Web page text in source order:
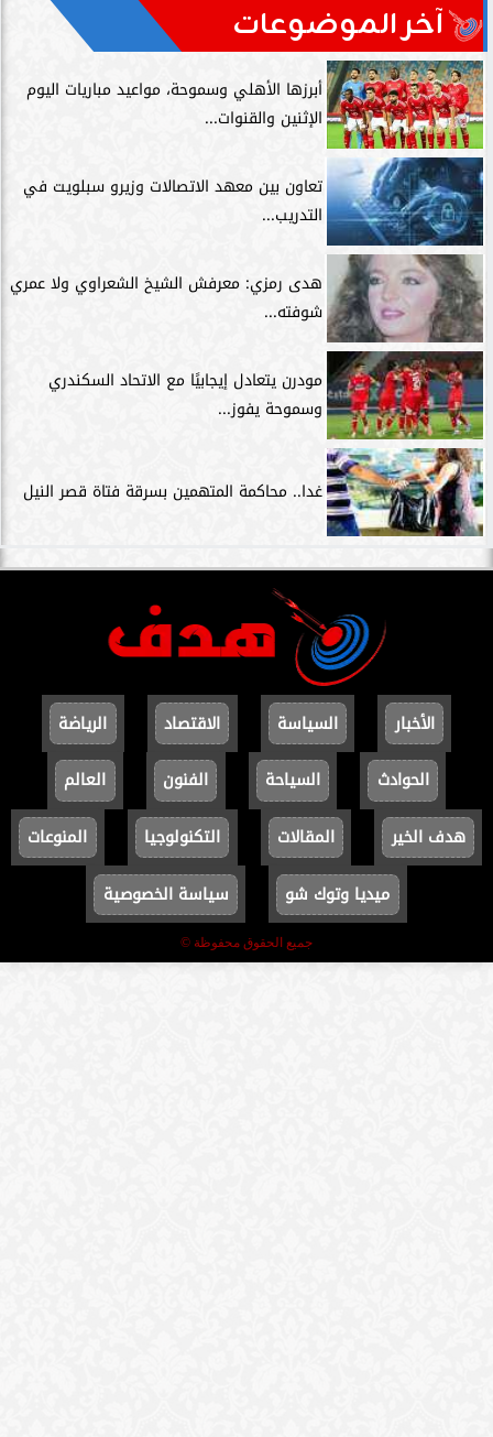
آخر الموضوعات
أبرزها الأهلي وسموحة، مواعيد مباريات اليوم
الإثنين والقنوات...
تعاون بين معهد الاتصالات وزيرو سبلويت في
التدريب...
هدى رمزي: معرفش الشيخ الشعراوي ولا عمري
شوفته...
مودرن يتعادل إيجابيًا مع الاتحاد السكندري
وسموحة يفوز...
غدا.. محاكمة المتهمين بسرقة فتاة قصر النيل
الأخبار السياسة الاقتصاد
الرياضة
الحوادث
السياحة الفنون
العالم
هدف الخير
المقالات التكنولوجيا
المنوعات
ميديا وتوك شو
سياسة الخصوصية
جميع الحقوق محفوظة ©